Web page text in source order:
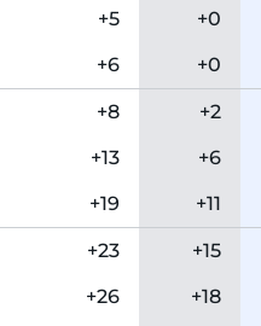
+5 +0
+6 +0
+8 +2
+13 +6
+19 +11
+23 +15
+26 +18